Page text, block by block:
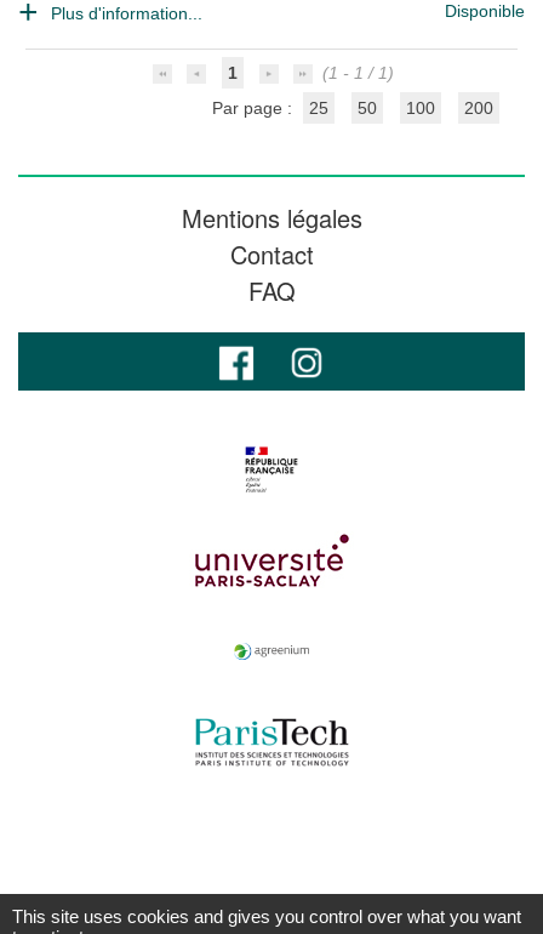
Plus d'information... Disponible
1
(1 - 1 / 1)
Par page :
25 50 100 200
Mentions légales
Contact
FAQ
This site uses cookies and gives you control over what you want